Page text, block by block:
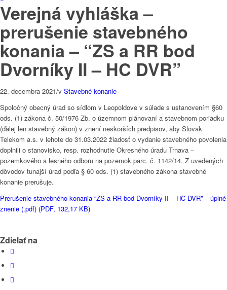
Verejná vyhláška –
prerušenie stavebného
konania – “ZS a RR bod
Dvorníky II – HC DVR”
22. decembra 2021/v Stavebné konanie
Spoločný obecný úrad so sídlom v Leopoldove v súlade s ustanovením §60
ods. (1) zákona č. 50/1976 Zb. o územnom plánovaní a stavebnom poriadku
(ďalej len stavebný zákon) v znení neskorších predpisov, aby Slovak
Telekom a.s. v lehote do 31.03.2022 žiadosť o vydanie stavebného povolenia
doplnili o stanovisko, resp. rozhodnutie Okresného úradu Trnava –
pozemkového a lesného odboru na pozemok parc. č. 1142/14. Z uvedených
dôvodov tunajší úrad podľa § 60 ods. (1) stavebného zákona stavebné
konanie prerušuje.
Prerušenie stavebného konania “ZS a RR bod Dvorníky II – HC DVR” – úplné
znenie (.pdf) (PDF, 132,17 KB)
Zdielať na